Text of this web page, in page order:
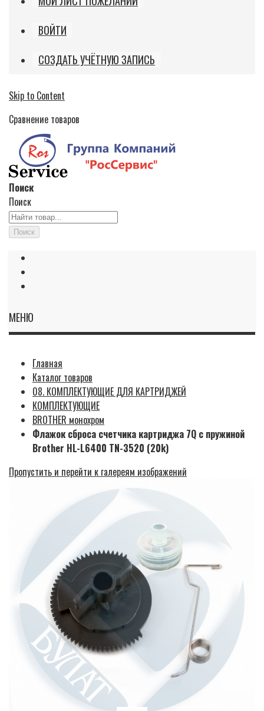
ВОЙТИ
СОЗДАТЬ УЧЁТНУЮ ЗАПИСЬ
Skip to Content
Сравнение товаров
Поиск
Поиск
Поиск
МЕНЮ
Главная
Каталог товаров
08. КОМПЛЕКТУЮЩИЕ ДЛЯ КАРТРИДЖЕЙ
КОМПЛЕКТУЮЩИЕ
BROTHER монохром
Флажок сброса счетчика картриджа 7Q с пружиной
Brother HL-L6400 TN-3520 (20k)
Пропустить и перейти к галереям изображений